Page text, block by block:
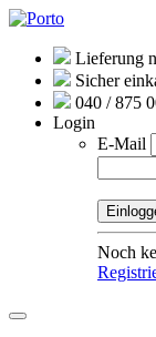
Lieferung
Sicher
040 / 875
Login
E-Mail
Noch